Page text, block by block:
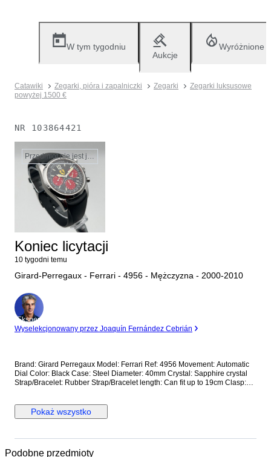
W tym tygodniu
Aukcje
Wyróżnione
Catawiki Zegarki, pióra i zapalniczki Zegarki
Zegarki luksusowe
powyżej 1500 €
NR 103864421
Przedmiot nie jest już dostępny
Koniec licytacji
10 tygodni temu
Girard-Perregaux - Ferrari - 4956 - Mężczyzna - 2000-2010
Ekspert
Wyselekcjonowany przez Joaquín Fernández Cebrián
Brand: Girard Perregaux Model: Ferrari Ref: 4956 Movement: Automatic
Dial Color: Black Case: Steel Diameter: 40mm Crystal: Sapphire crystal
Strap/Bracelet: Rubber Strap/Bracelet length: Can fit up to 19cm Clasp:
**Optional shipping from Europe(EU) is available. Please contact seller
for details.
Pokaż wszystko
Podobne przedmioty